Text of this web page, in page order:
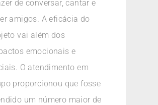
de conversar, cantar e
amigos. A eficácia do
vai além dos
emocionais e
O atendimento em
proporcionou que fosse
um número maior de